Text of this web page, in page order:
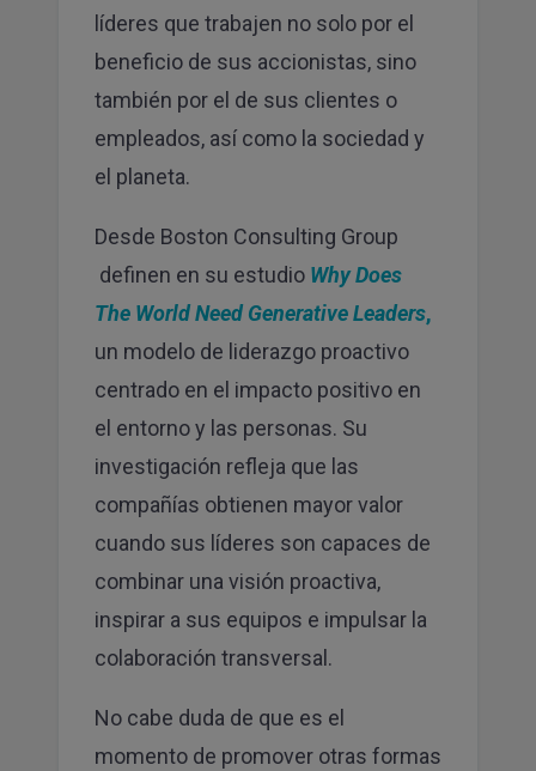
líderes que trabajen no solo por el
beneficio de sus accionistas, sino
también por el de sus clientes o
empleados, así como la sociedad y
el planeta.
Desde Boston Consulting Group
definen en su estudio Why Does
The World Need Generative Leaders,
un modelo de liderazgo proactivo
centrado en el impacto positivo en
el entorno y las personas. Su
investigación refleja que las
compañías obtienen mayor valor
cuando sus líderes son capaces de
combinar una visión proactiva,
inspirar a sus equipos e impulsar la
colaboración transversal.
No cabe duda de que es el
momento de promover otras formas